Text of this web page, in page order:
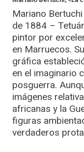
Mariano
de 1884 –
pintor por
en Marruecos.
gráfica
en el imaginario
posguerra.
imágenes
africanas y la
figuras
verdaderos